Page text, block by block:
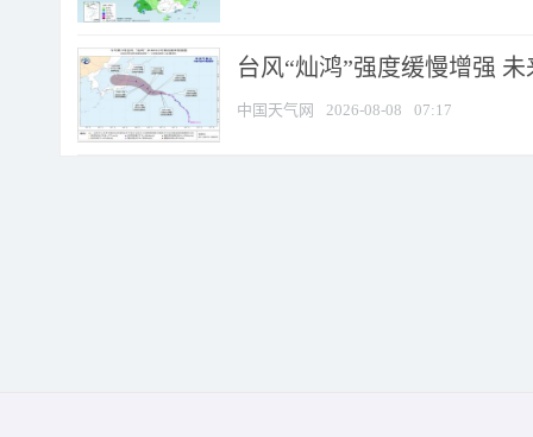
台风“灿鸿”强度缓慢增强
中国天气网 2026-08-08 07:17